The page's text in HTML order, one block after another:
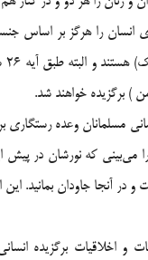
انسان را هرگز بر اساس
) برگزيده خواهند شد.
مسلمانان وعده
كه نورشان در پيش
در آنجا جاودان بمانيد.
و اخلاقيات برگزيده